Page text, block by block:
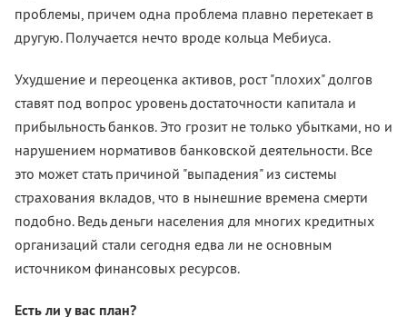
проблемы, причем одна проблема плавно перетекает в
другую. Получается нечто вроде кольца Мебиуса.
Ухудшение и переоценка активов, рост "плохих" долгов
ставят под вопрос уровень достаточности капитала и
прибыльность банков. Это грозит не только убытками, но и
нарушением нормативов банковской деятельности. Все
это может стать причиной "выпадения" из системы
страхования вкладов, что в нынешние времена смерти
подобно. Ведь деньги населения для многих кредитных
организаций стали сегодня едва ли не основным
источником финансовых ресурсов.
Есть ли у вас план?